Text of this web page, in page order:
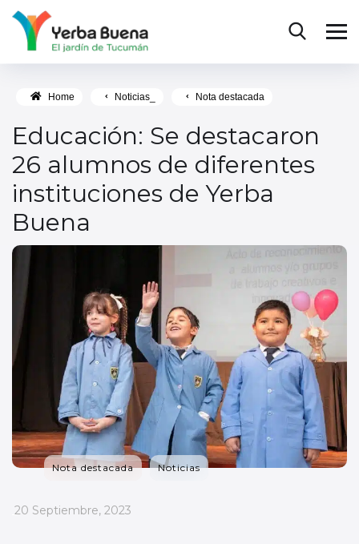
Home Noticias_ Nota destacada
Educación: Se destacaron
26 alumnos de diferentes
instituciones de Yerba
Buena
Nota destacada Noticias
_
20 Septiembre, 2023